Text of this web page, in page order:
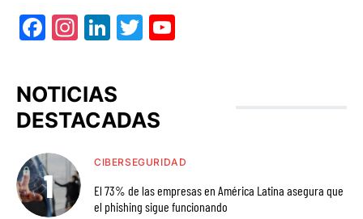
Facebook
Instagram
LinkedIn
Twitter
NOTICIAS
DESTACADAS
CIBERSEGURIDAD
El 73% de las empresas en América Latina asegura que
el phishing sigue funcionando